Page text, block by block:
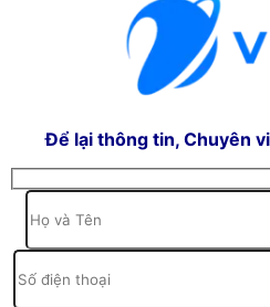
Để lại thông tin, Chuyên